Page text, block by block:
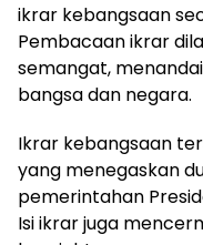
ikrar kebangsaan
Pembacaan ikrar
semangat,
bangsa dan negara.
Ikrar kebangsaan
yang menegaskan
pemerintahan
Isi ikrar juga